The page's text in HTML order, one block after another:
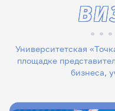
Университетская
площадке
бизнеса,